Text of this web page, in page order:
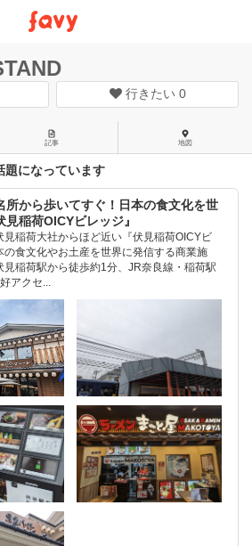
行きたい 0
記事 地図
題になっています
所から歩いてすぐ！日本の食文化を世
稲荷OICYビレッジ』
見稲荷大社からほど近い『伏見稲荷OICYビ
の食文化やお土産を世界に発信する商業施
見稲荷駅から徒歩約1分、JR奈良線・稲荷駅
アクセ...